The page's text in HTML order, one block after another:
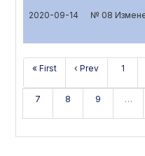
2020-09-14 № 08
« First ‹ Prev 1
7 8 9 …